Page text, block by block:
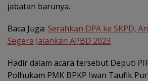
jabatan barunya.
Baca Juga: Serahkan DPA ke SKPD,
Segera Jalankan APBD 2023
Hadir dalam acara tersebut Deputi
Polhukam PMK BPKP Iwan Taufik